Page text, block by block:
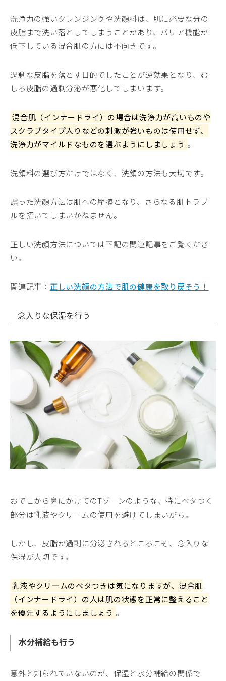
洗浄力の強いクレンジングや洗顔料は、肌に必要な分の
皮脂まで洗い落としてしまうことがあり、バリア機能が
低下している混合肌の方には不向きです。
過剰な皮脂を落とす目的でしたことが逆効果となり、む
しろ皮脂の過剰分泌が悪化してしまいます。
混合肌（インナードライ）の場合は洗浄力が高いものや
スクラブタイプ入りなどの刺激が強いものは使用せず、
洗浄力がマイルドなものを選ぶようにしましょう 。
洗顔料の選び方だけではなく、洗顔の方法も大切です。
誤った洗顔方法は肌への摩擦となり、さらなる肌トラブ
ルを招いてしまいかねません。
正しい洗顔方法については下記の関連記事をご覧くださ
い。
関連記事： 正しい洗顔の方法で肌の健康を取り戻そう！
念入りな保湿を行う
おでこから鼻にかけてのTゾーンのような、特にベタつく
部分は乳液やクリームの使用を避けてしまいがち。
しかし、皮脂が過剰に分泌されるところこそ、念入りな
保湿が大切です。
乳液やクリームのベタつきは気になりますが、混合肌
（インナードライ）の人は肌の状態を正常に整えること
を優先するようにしましょう 。
水分補給も行う
意外と知られていないのが、保湿と水分補給の関係で